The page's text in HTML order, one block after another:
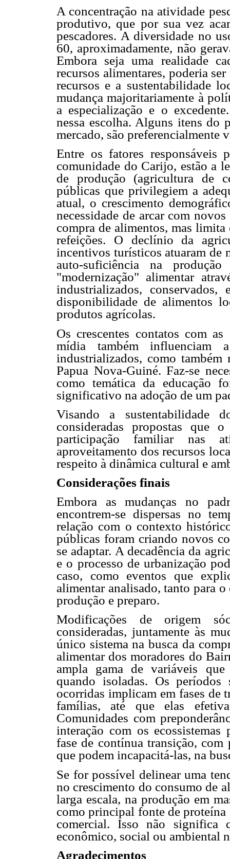
A concentração na atividade
produtivo, que por sua vez
pescadores. A diversidade no
60, aproximadamente, não
Embora seja uma realidade
recursos alimentares, poderia
recursos e a sustentabilidade
mudança majoritariamente à
a especialização e o
nessa escolha. Alguns itens do
mercado, são preferencialmente
Entre os fatores responsáveis
comunidade do Carijo, estão a
de produção (agricultura de
públicas que privilegiem a
atual, o crescimento
necessidade de arcar com
compra de alimentos, mas limita
refeições. O declínio da
incentivos turísticos atuaram de
auto-suficiência na
"modernização" alimentar
industrializados,
disponibilidade de alimentos
produtos agrícolas.
Os crescentes contatos com
mídia também influenciam
industrializados, como
Papua Nova-Guiné. Faz-se
como temática da educação
significativo na adoção de um
Visando a sustentabilidade
consideradas propostas que
participação familiar nas
aproveitamento dos recursos
respeito à dinâmica cultural e
Considerações finais
Embora as mudanças no
encontrem-se dispersas no
relação com o contexto
públicas foram criando novos
se adaptar. A decadência da
e o processo de urbanização
caso, como eventos que
alimentar analisado, tanto para
produção e preparo.
Modificações de origem
consideradas, juntamente às
único sistema na busca da
alimentar dos moradores do
ampla gama de variáveis
quando isoladas. Os períodos
ocorridas implicam em fases de
famílias, até que elas
Comunidades com
interação com os ecossistemas
fase de contínua transição,
que podem incapacitá-las, na
Se for possível delinear uma
no crescimento do consumo de
larga escala, na produção em
como principal fonte de
comercial. Isso não
econômico, social ou ambiental
Agradecimentos